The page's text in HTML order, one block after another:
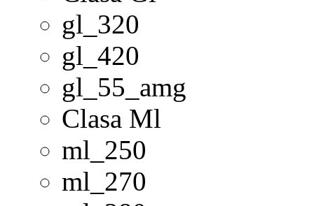
gl_320
gl_420
gl_55_amg
Clasa Ml
ml_250
ml_270